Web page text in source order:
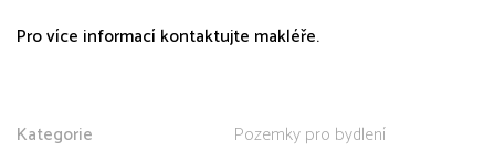
Pro více informací kontaktujte makléře.
Kategorie
Pozemky pro bydlení